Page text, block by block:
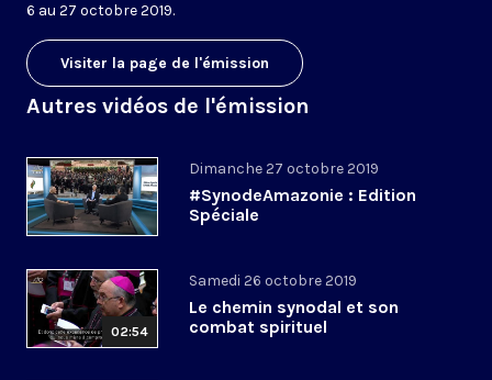
6 au 27 octobre 2019.
Visiter la page de l'émission
Autres vidéos de l'émission
Dimanche 27 octobre 2019
#SynodeAmazonie : Edition
Spéciale
02:54
Samedi 26 octobre 2019
Le chemin synodal et son
combat spirituel